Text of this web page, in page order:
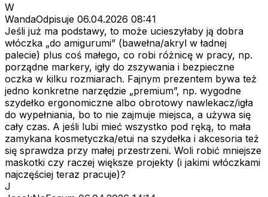
W
WandaOdpisuje 06.04.2026 08:41
Jeśli już ma podstawy, to może ucieszyłaby ją dobra
włóczka „do amigurumi” (bawełna/akryl w ładnej
palecie) plus coś małego, co robi różnicę w pracy, np.
porządne markery, igły do zszywania i bezpieczne
oczka w kilku rozmiarach. Fajnym prezentem bywa też
jedno konkretne narzędzie „premium”, np. wygodne
szydełko ergonomiczne albo obrotowy nawlekacz/igła
do wypełniania, bo to nie zajmuje miejsca, a używa się
cały czas. A jeśli lubi mieć wszystko pod ręką, to mała
zamykana kosmetyczka/etui na szydełka i akcesoria też
się sprawdza przy małej przestrzeni. Woli robić mniejsze
maskotki czy raczej większe projekty (i jakimi włóczkami
najczęściej teraz pracuje)?
J